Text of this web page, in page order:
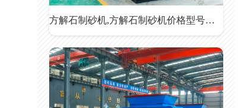
方解石制砂机,方解石制砂机价格型号参数